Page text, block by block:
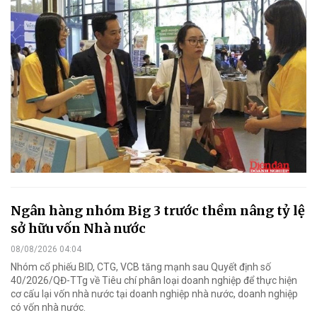
Ngân hàng nhóm Big 3 trước thềm nâng tỷ lệ
sở hữu vốn Nhà nước
08/08/2026 04:04
Nhóm cổ phiếu BID, CTG, VCB tăng mạnh sau Quyết định số
40/2026/QĐ-TTg về Tiêu chí phân loại doanh nghiệp để thực hiện
cơ cấu lại vốn nhà nước tại doanh nghiệp nhà nước, doanh nghiệp
có vốn nhà nước.